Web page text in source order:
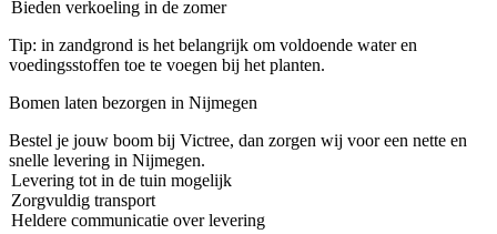
Bieden verkoeling in de zomer
Tip: in zandgrond is het belangrijk om voldoende water en
voedingsstoffen toe te voegen bij het planten.
Bomen laten bezorgen in Nijmegen
Bestel je jouw boom bij Victree, dan zorgen wij voor een nette en
snelle levering in Nijmegen.
Levering tot in de tuin mogelijk
Zorgvuldig transport
Heldere communicatie over levering